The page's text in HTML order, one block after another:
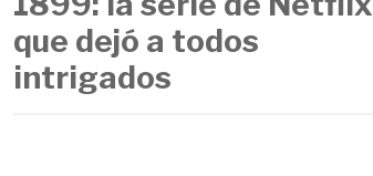
que dejó a todos
intrigados